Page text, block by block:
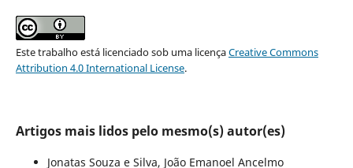
Este trabalho está licenciado sob uma licençaCreative Commons
Attribution 4.0 International License.
Artigos mais lidos pelo mesmo(s) autor(es)
Jonatas Souza e Silva, João Emanoel Ancelmo